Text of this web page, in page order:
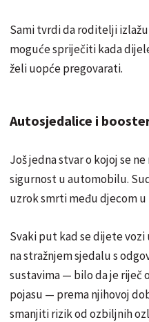
Sami tvrdi da roditelji
moguće spriječiti kada
želi uopće pregovarati.
Autosjedalice i
Još jedna stvar o kojoj se
sigurnost u automobilu.
uzrok smrti među djecom
Svaki put kad se dijete
na stražnjem sjedalu s
sustavima — bilo da je riječ
pojasu — prema njihovoj
smanjiti rizik od ozbiljnih